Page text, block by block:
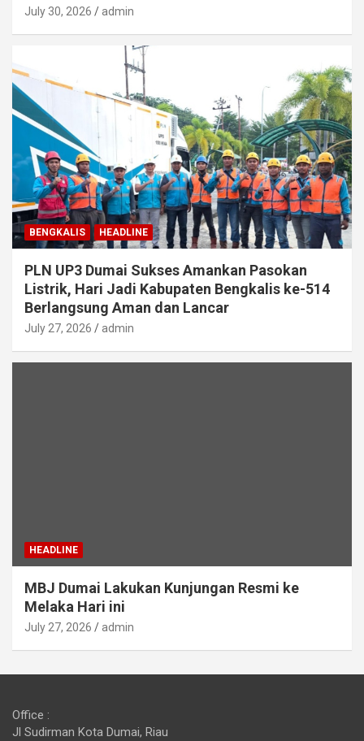
July 30, 2026 admin
BENGKALIS HEADLINE
PLN UP3 Dumai Sukses Amankan Pasokan
Listrik, Hari Jadi Kabupaten Bengkalis ke-514
Berlangsung Aman dan Lancar
July 27, 2026 admin
HEADLINE
MBJ Dumai Lakukan Kunjungan Resmi ke
Melaka Hari ini
July 27, 2026 admin
Office :
Jl Sudirman Kota Dumai, Riau